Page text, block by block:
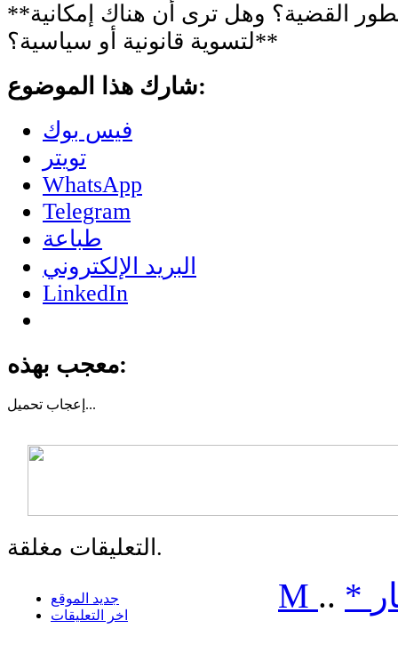
**ما هي توقعاتك لتطور القضية؟ وهل ترى أن هناك إمكانية
لتسوية قانونية أو سياسية؟**
شارك هذا الموضوع:
فيس بوك
تويتر
WhatsApp
Telegram
طباعة
البريد الإلكتروني
LinkedIn
معجب بهذه:
إعجاب تحميل...
التعليقات مغلقة.
جديد الموقع
اخر التعليقات
M .. *